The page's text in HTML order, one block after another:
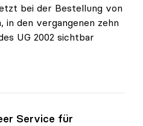
bei der Bestellung von
in den vergangenen zehn
UG 2002 sichtbar
von
Service für